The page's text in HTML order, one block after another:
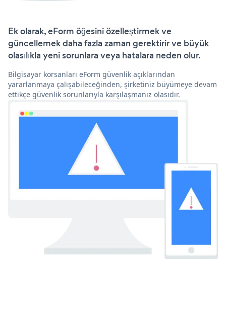
Ek olarak, eForm öğesini özelleştirmek ve
güncellemek daha fazla zaman gerektirir ve büyük
olasılıkla yeni sorunlara veya hatalara neden olur.
Bilgisayar korsanları eForm güvenlik açıklarından
yararlanmaya çalışabileceğinden, şirketiniz büyümeye devam
ettikçe güvenlik sorunlarıyla karşılaşmanız olasıdır.